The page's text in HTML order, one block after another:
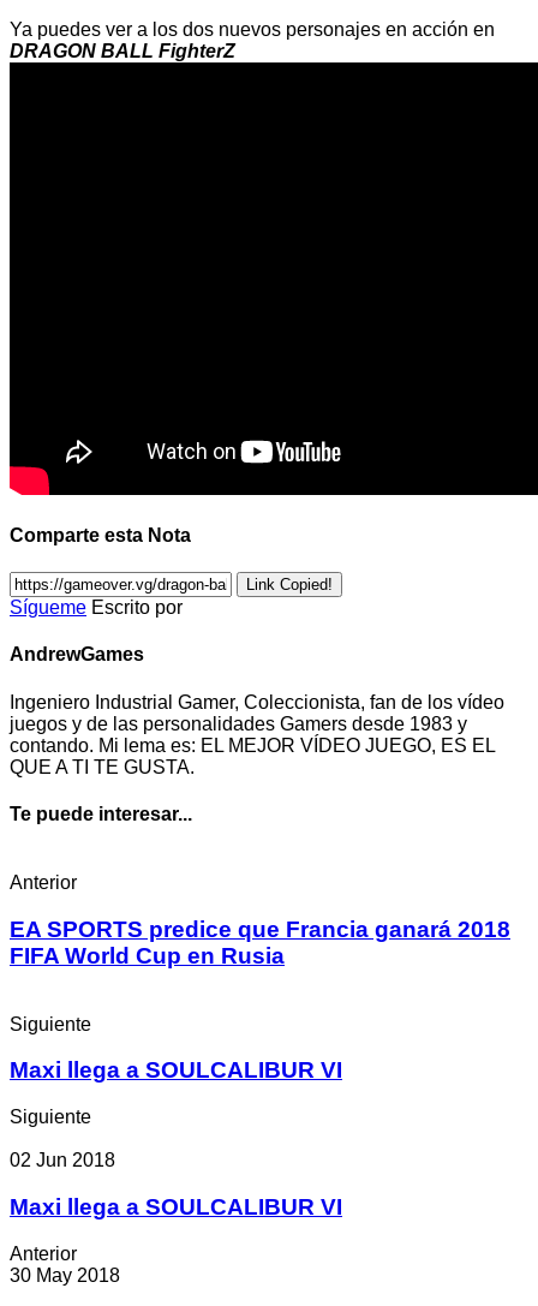
Ya puedes ver a los dos nuevos personajes en acción en
DRAGON BALL FighterZ
Comparte esta Nota
Link Copied!
Sígueme Escrito por
AndrewGames
Ingeniero Industrial Gamer, Coleccionista, fan de los vídeo
juegos y de las personalidades Gamers desde 1983 y
contando. Mi lema es: EL MEJOR VÍDEO JUEGO, ES EL
QUE A TI TE GUSTA.
Te puede interesar...
Anterior
EA SPORTS predice que Francia ganará 2018
FIFA World Cup en Rusia
Siguiente
Maxi llega a SOULCALIBUR VI
Siguiente
02 Jun 2018
Maxi llega a SOULCALIBUR VI
Anterior
30 May 2018